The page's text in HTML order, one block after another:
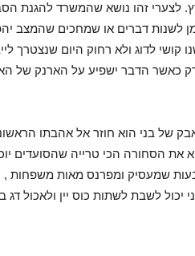
לצערי זהו נושא שהמשרד להגנת
לשנות דברים או שמחכים שהמצב
קושי לדוג ולא רחוק היום שנצטרך
כאשר הדבר ישפיע על הארנק של
של בני הוא חוזר אל אהבתו
את הסחורה הכי טרייה שהסועדים
שמעסיק ומפרנס מאות משפחות
יכול לשבת לשתות כוס יין ולאכול דג